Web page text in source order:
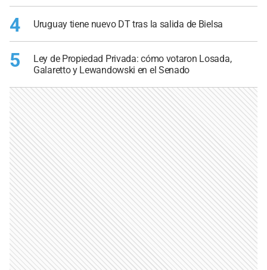
4 Uruguay tiene nuevo DT tras la salida de Bielsa
5
Ley de Propiedad Privada: cómo votaron Losada,
Galaretto y Lewandowski en el Senado